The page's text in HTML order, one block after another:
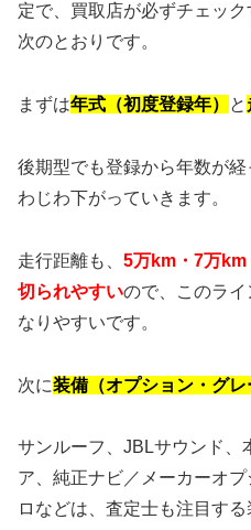
定で、買取店が必ずチェッ
次のとおりです。
まずは年式（初度登録年） と
後期型でも登録から年数が
わじわ下がっていきます。
走行距離も、 5万km・7万km
切られやすいので、このラ
なりやすいです。
次に装備（オプション・グレ
サンルーフ、JBLサウンド、
ア、純正ナビ／メーカーオ
ロなどは、査定士も注目する